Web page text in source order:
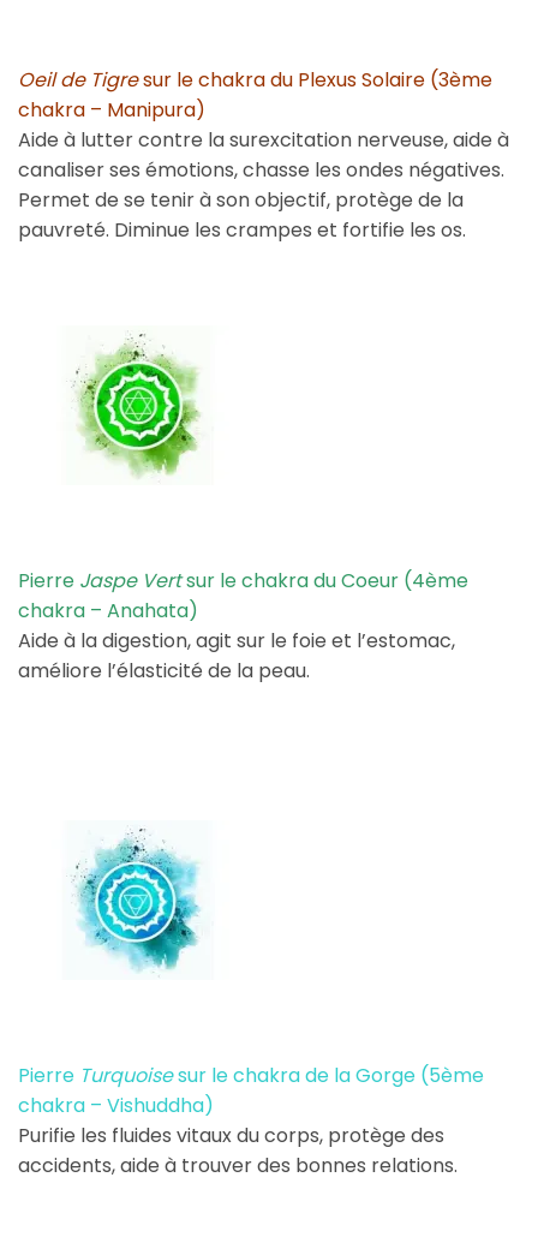
Oeil de Tigresur le chakra du Plexus Solaire (3ème
chakra – Manipura)
Aide à lutter contre la surexcitation nerveuse, aide à
canaliser ses émotions, chasse les ondes négatives.
Permet de se tenir à son objectif, protège de la
pauvreté. Diminue les crampes et fortifie les os.
Pierre Jaspe Vertsur le chakra du Coeur (4ème
chakra – Anahata)
Aide à la digestion, agit sur le foie et l’estomac,
améliore l’élasticité de la peau.
Pierre Turquoisesur le chakra de la Gorge (5ème
chakra – Vishuddha)
Purifie les fluides vitaux du corps, protège des
accidents, aide à trouver des bonnes relations.